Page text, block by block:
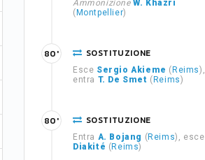
Ammonizione W. Khazri
( Montpellier)
SOSTITUZIONE
Esce Sergio Akieme ( Reims),
entra T. De Smet ( Reims)
80'
SOSTITUZIONE
Entra A. Bojang ( Reims), esce
Diakité ( Reims)
80'